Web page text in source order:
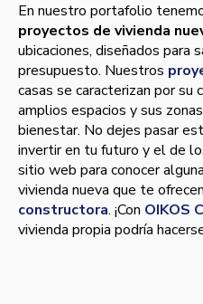
En nuestro portafolio
proyectos de vivienda
ubicaciones, diseñados para
presupuesto. Nuestros
casas se caracterizan por su
amplios espacios y sus
bienestar. No dejes pasar
invertir en tu futuro y el de
sitio web para conocer
vivienda nueva que te
constructora. ¡Con OIKOS
vivienda propia podría